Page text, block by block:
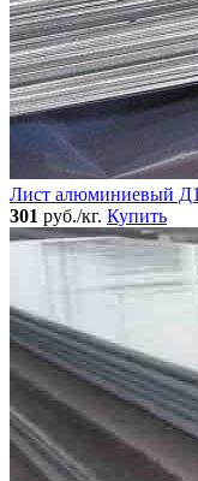
Лист алюминиевый
301 руб./кг. Купить